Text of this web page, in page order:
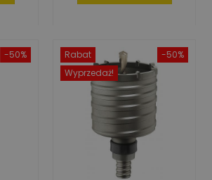
-50% -50%
Rabat
Wyprzedaż!